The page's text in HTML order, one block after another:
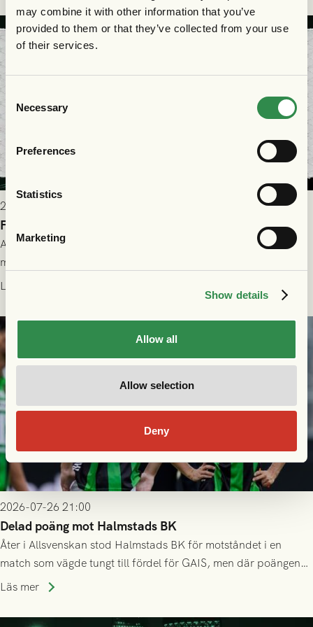
may combine it with other information that you’ve
provided to them or that they’ve collected from your use
of their services.
Selection
Necessary
Preferences
Statistics
Marketing
Show details
Allow all
Allow selection
Deny
2026-07-28 17:36
FC Nordsjælland borta: Biljettuthämtning
All information om hur du byter ditt värdebevis mot
matchbiljett på plats i Danmark, samt vad som gäller för dig
som står på reservlista eller fått förhinder.
Läs mer
2026-07-26 21:00
Delad poäng mot Halmstads BK
Åter i Allsvenskan stod Halmstads BK för motståndet i en
match som vägde tungt till fördel för GAIS, men där poängen
delades efter dramatik på tilläggstid.
Läs mer